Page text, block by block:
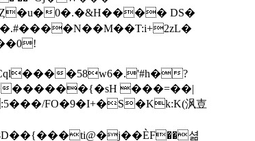
�58w6�.'#h�?
������{�sH ���=��|